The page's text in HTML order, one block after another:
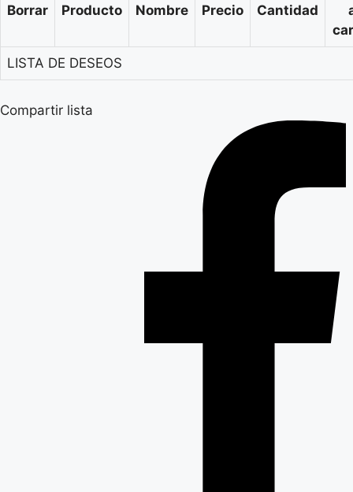
Borrar Producto Nombre Precio Cantidad
LISTA DE DESEOS
Compartir lista